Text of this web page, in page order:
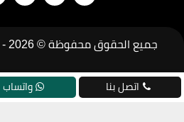
جميع الحقوق محفوظة © 2026 -
تطوير
اتصل بنا واتساب